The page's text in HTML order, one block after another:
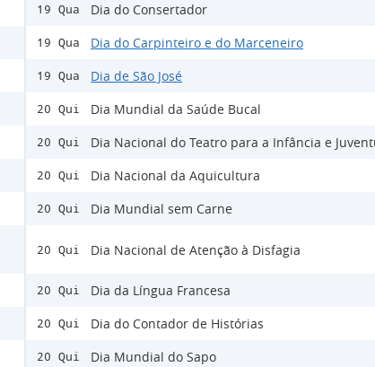
19 Qua Dia do Consertador
19 Qua Dia do Carpinteiro e do Marceneiro
19 Qua Dia de São José
20 Qui Dia Mundial da Saúde Bucal
20 Qui Dia Nacional do Teatro para a Infância e
20 Qui Dia Nacional da Aquicultura
20 Qui Dia Mundial sem Carne
20 Qui Dia Nacional de Atenção à Disfagia
20 Qui Dia da Língua Francesa
20 Qui Dia do Contador de Histórias
20 Qui Dia Mundial do Sapo